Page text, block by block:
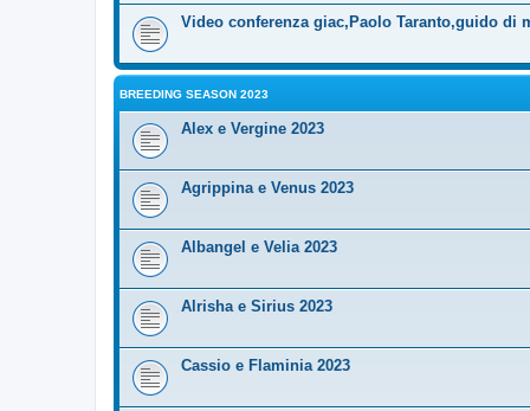
Video conferenza giac,Paolo Taranto,guido di
BREEDING SEASON 2023
Alex e Vergine 2023
Agrippina e Venus 2023
Albangel e Velia 2023
Alrisha e Sirius 2023
Cassio e Flaminia 2023